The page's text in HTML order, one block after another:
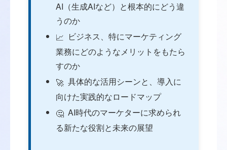
AI（生成AIなど）と根本的にどう違
うのか
📈 ビジネス、特にマーケティング
業務にどのようなメリットをもたら
すのか
🚀 具体的な活用シーンと、導入に
向けた実践的なロードマップ
🤔 AI時代のマーケターに求められ
る新たな役割と未来の展望